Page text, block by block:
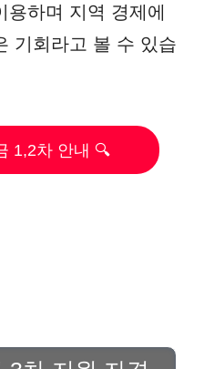
하며 지역 경제에
기회라고 볼 수 있습
1,2차 안내 🔍